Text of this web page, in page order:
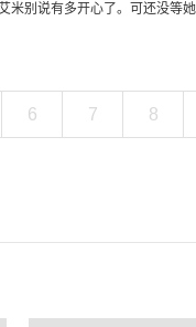
米别说有多开心了。可还没等
6 7 8